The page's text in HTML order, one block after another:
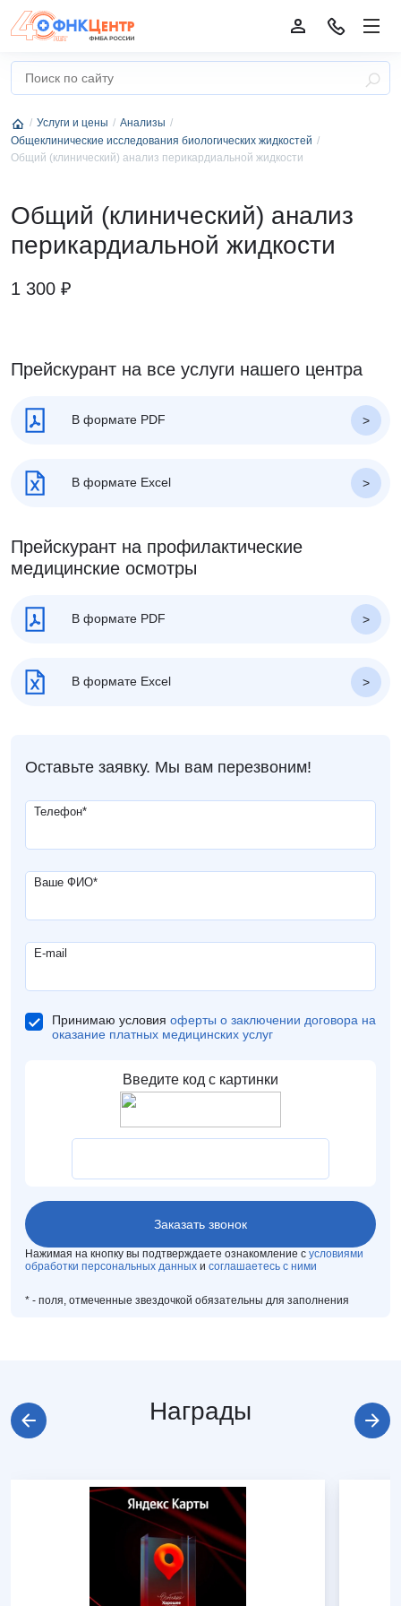
Услуги и цены
Анализы
Общеклинические исследования биологических жидкостей
Общий (клинический) анализ перикардиальной жидкости
Общий (клинический) анализ
перикардиальной жидкости
1 300 ₽
Прейскурант на все услуги нашего центра
В формате PDF
В формате Excel
Прейскурант на профилактические
медицинские осмотры
В формате PDF
В формате Excel
Оставьте заявку. Мы вам перезвоним!
Телефон*
Ваше ФИО*
E-mail
Принимаю условия оферты о заключении договора на
оказание платных медицинских услуг
Нажимая на кнопку вы подтверждаете ознакомление с условиями
обработки персональных данных и соглашаетесь с ними
* - поля, отмеченные звездочкой обязательны для заполнения
Награды